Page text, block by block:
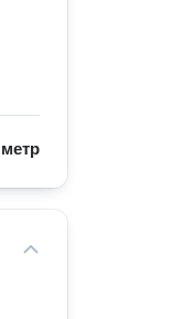
метр